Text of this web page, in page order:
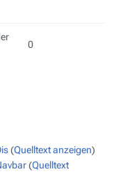
0
(Quelltext anzeigen)
(Quelltext